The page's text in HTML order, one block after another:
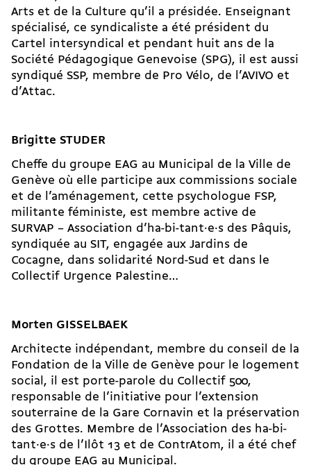
Arts et de la Culture qu’il a présidée. Enseignant
spécialisé, ce syndicaliste a été président du
Cartel intersyndical et pendant huit ans de la
Société Pédagogique Genevoise (SPG), il est aussi
syndiqué SSP, membre de Pro Vélo, de l’AVIVO et
d’Attac.
Brigitte STUDER
Cheffe du groupe EAG au Municipal de la Ville de
Genève où elle participe aux commissions sociale
et de l’aménagement, cette psychologue FSP,
militante féministe, est membre active de
SURVAP – Association d’ha-bi-tant·e·s des Pâquis,
syndiquée au SIT, engagée aux Jardins de
Cocagne, dans solidarité Nord-Sud et dans le
Collectif Urgence Palestine…
Morten GISSELBAEK
Architecte indépendant, membre du conseil de la
Fondation de la Ville de Genève pour le logement
social, il est porte-parole du Collectif 500,
responsable de l’initiative pour l’extension
souterraine de la Gare Cornavin et la préservation
des Grottes. Membre de l’Association des ha-bi-
tant·e·s de l’Ilôt 13 et de ContrAtom, il a été chef
du groupe EAG au Municipal.